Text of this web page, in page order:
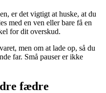
er det vigtigt at huske, at du
med en ven eller bare få en
for dit overskud.
men om at lade op, så du
far. Små pauser er ikke
fædre